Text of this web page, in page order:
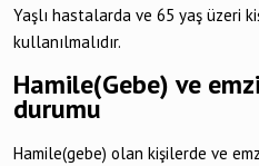
Yaşlı hastalarda ve 65 yaş üzeri
kullanılmalıdır.
Hamile(Gebe) ve
durumu
Hamile(gebe) olan kişilerde ve